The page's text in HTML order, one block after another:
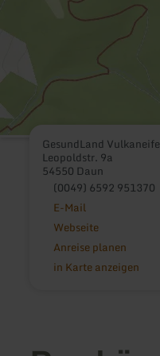
GesundLand
Leopoldstr. 9a
54550 Daun
(0049) 6592 951370
E-Mail
Webseite
Anreise planen
in Karte anzeigen